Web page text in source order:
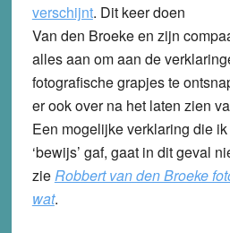
verschijnt. Dit keer doen
Van den Broeke en zijn
alles aan om aan de
fotografische grapjes te
er ook over na het laten zien
Een mogelijke verklaring die
‘bewijs’ gaf, gaat in dit geval
zieRobbert van den Broeke
wat.